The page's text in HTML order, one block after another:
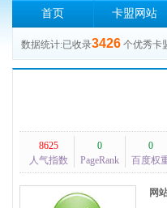
首页 卡盟网站
数据统计:已收录3426 个优秀卡
8625
人气指数
0
PageRank
0
百度权
网